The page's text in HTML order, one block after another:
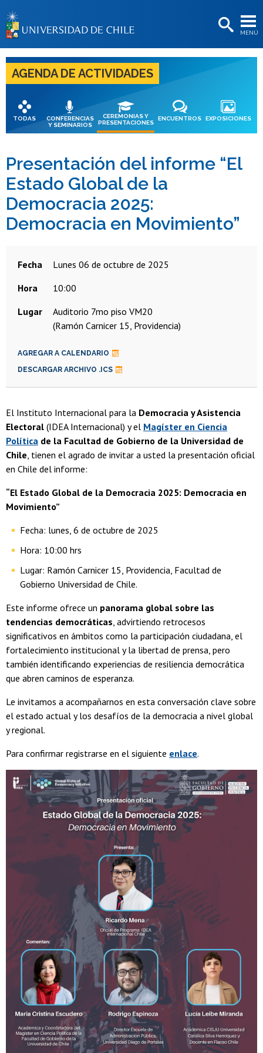
MENÚ
BIBLIOTECAS
LA UNIVERSIDAD
Postulantes
Estudiantes
Académicas/os
Funcionarias/os
Egresadas/os
AGENDA DE ACTIVIDADES
TODAS
CONFERENCIAS
Y SEMINARIOS
CEREMONIAS Y
PRESENTACIONES
ENCUENTROS EXPOSICIONES
Presentación del informe “El
Estado Global de la
Democracia 2025:
Democracia en Movimiento”
Fecha
lunes 06 de octubre de 2025
Hora
10:00
Lugar
Auditorio 7mo piso VM20
(Ramón Carnicer 15, Providencia)
AGREGAR A CALENDARIO
DESCARGAR ARCHIVO .ICS
El Instituto Internacional para la Democracia y Asistencia
Electoral (IDEA Internacional) y el Magíster en Ciencia
Política de la Facultad de Gobierno de la Universidad de
Chile, tienen el agrado de invitar a usted la presentación oficial
en Chile del informe:
“El Estado Global de la Democracia 2025: Democracia en
Movimiento”
Fecha: lunes, 6 de octubre de 2025
Hora: 10:00 hrs
Lugar: Ramón Carnicer 15, Providencia, Facultad de
Gobierno Universidad de Chile.
Este informe ofrece un panorama global sobre las
tendencias democráticas, advirtiendo retrocesos
significativos en ámbitos como la participación ciudadana, el
fortalecimiento institucional y la libertad de prensa, pero
también identificando experiencias de resiliencia democrática
que abren caminos de esperanza.
Le invitamos a acompañarnos en esta conversación clave sobre
el estado actual y los desafíos de la democracia a nivel global
y regional.
Para confirmar registrarse en el siguiente enlace.